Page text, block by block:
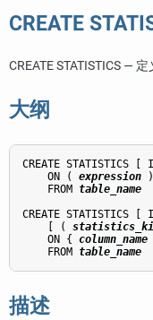
CREATE
CREATE STATISTICS —
大纲
CREATE STATISTICS [
    ON (
expression )
    FROM
table_name
CREATE STATISTICS [
    [ (
    ON {
column_name
    FROM
table_name
描述